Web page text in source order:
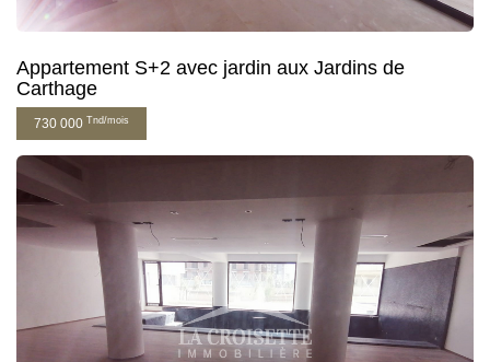
Appartement S+2 avec jardin aux Jardins de
Carthage
730 000 Tnd/mois